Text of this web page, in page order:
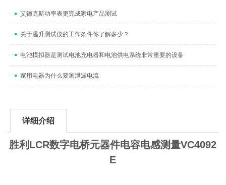
艾德克斯功率表更完成家电产品测试
关于温升测试仪的工作条件你了解多少？
电池模拟器是测试电池充电器和电池供电系统非常重要的设备
家用电器为什么要测泄漏电流
详细介绍
胜利LCR数字电桥元器件电容电感测量VC4092
E